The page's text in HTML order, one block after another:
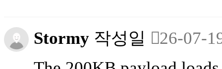
Stormy 작성일
26-07-